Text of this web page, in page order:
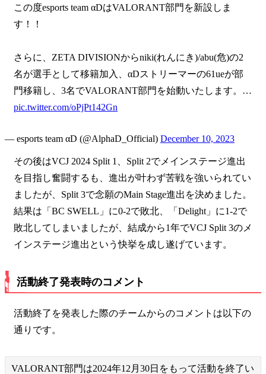
この度esports team αDはVALORANT部門を新設しま
す！！
さらに、ZETA DIVISIONからniki(れんにき)/abu(危)の2
名が選手として移籍加入、αDストリーマーの61ueが部
門移籍し、3名でVALORANT部門を始動いたします。…
pic.twitter.com/oPjPt142Gn
— esports team αD (@AlphaD_Official) December 10, 2023
その後はVCJ 2024 Split 1、Split 2でメインステージ進出
を目指し奮闘するも、進出が叶わず苦戦を強いられてい
ましたが、Split 3で念願のMain Stage進出を決めました。
結果は「BC SWELL」に0-2で敗北、「Delight」に1-2で
敗北してしまいましたが、結成から1年でVCJ Split 3のメ
インステージ進出という快挙を成し遂げています。
活動終了発表時のコメント
活動終了を発表した際のチームからのコメントは以下の
通りです。
VALORANT部門は2024年12月30日をもって活動を終了い